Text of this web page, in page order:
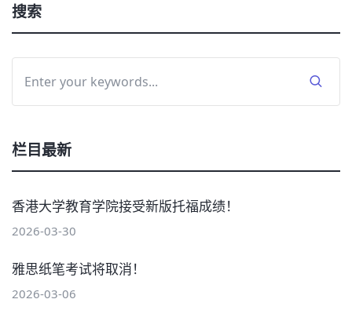
搜索
栏目最新
香港大学教育学院接受新版托福成绩！
2026-03-30
雅思纸笔考试将取消！
2026-03-06